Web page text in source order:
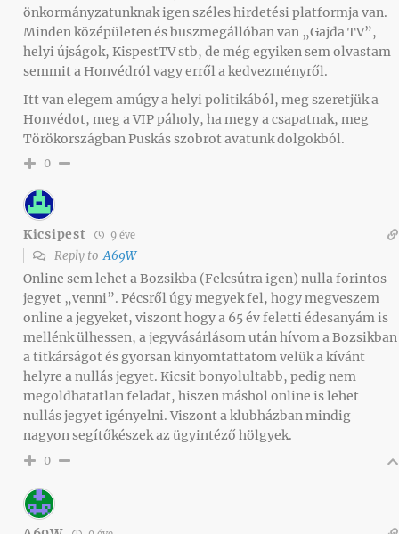
önkormányzatunknak igen széles hirdetési platformja van.
Minden középületen és buszmegállóban van „Gajda TV”,
helyi újságok, KispestTV stb, de még egyiken sem olvastam
semmit a Honvédról vagy erről a kedvezményről.
Itt van elegem amúgy a helyi politikából, meg szeretjük a
Honvédot, meg a VIP páholy, ha megy a csapatnak, meg
Törökországban Puskás szobrot avatunk dolgokból.
0
Kicsipest 9 éve
Reply toA69W
Online sem lehet a Bozsikba (Felcsútra igen) nulla forintos
jegyet „venni”. Pécsről úgy megyek fel, hogy megveszem
online a jegyeket, viszont hogy a 65 év feletti édesanyám is
mellénk ülhessen, a jegyvásárlásom után hívom a Bozsikban
a titkárságot és gyorsan kinyomtattatom velük a kívánt
helyre a nullás jegyet. Kicsit bonyolultabb, pedig nem
megoldhatatlan feladat, hiszen máshol online is lehet
nullás jegyet igényelni. Viszont a klubházban mindig
nagyon segítőkészek az ügyintéző hölgyek.
0